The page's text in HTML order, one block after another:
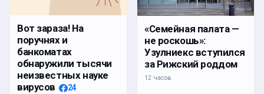
Вот зараза! На
поручнях и
банкоматах
обнаружили тысячи
неизвестных науке
вирусов
24
«Семейная палата —
не роскошь»:
Узулниекс вступился
за Рижский роддом
12 часов